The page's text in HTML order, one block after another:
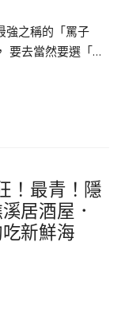
強之稱的「罵子
要去當然要選「…
！最青！隱
居酒屋．
新鮮海